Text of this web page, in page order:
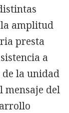
la amplitud
presta
a
la unidad
mensaje del